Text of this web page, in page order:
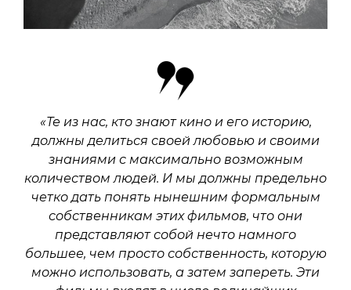
«Те из нас, кто знают кино и его историю,
должны делиться своей любовью и своими
знаниями с максимально возможным
количеством людей. И мы должны предельно
четко дать понять нынешним формальным
собственникам этих фильмов, что они
представляют собой нечто намного
большее, чем просто собственность, которую
можно использовать, а затем запереть. Эти